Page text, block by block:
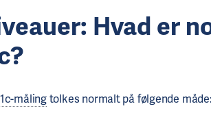
Hvad er
målingtolkes normalt på følgende måde: